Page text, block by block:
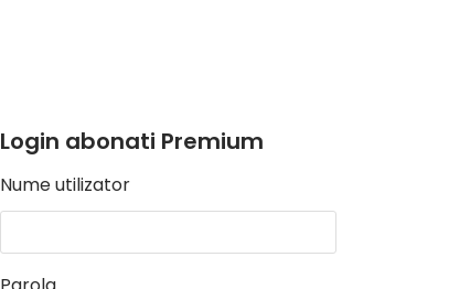
Login abonati Premium
Nume utilizator